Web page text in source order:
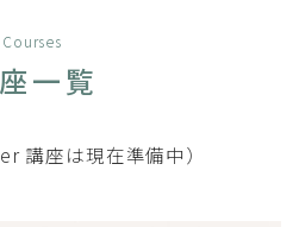
Courses
一覧
講座は現在準備中）